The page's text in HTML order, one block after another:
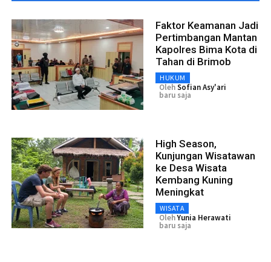
Faktor Keamanan Jadi
Pertimbangan Mantan
Kapolres Bima Kota di
Tahan di Brimob
HUKUM
OlehSofian Asy'ari
baru saja
High Season,
Kunjungan Wisatawan
ke Desa Wisata
Kembang Kuning
Meningkat
WISATA
OlehYunia Herawati
baru saja